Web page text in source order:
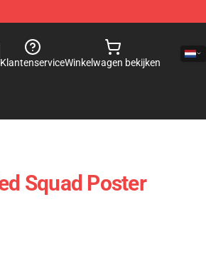
KlantenserviceWinkelwagen bekijken
Squad Poster